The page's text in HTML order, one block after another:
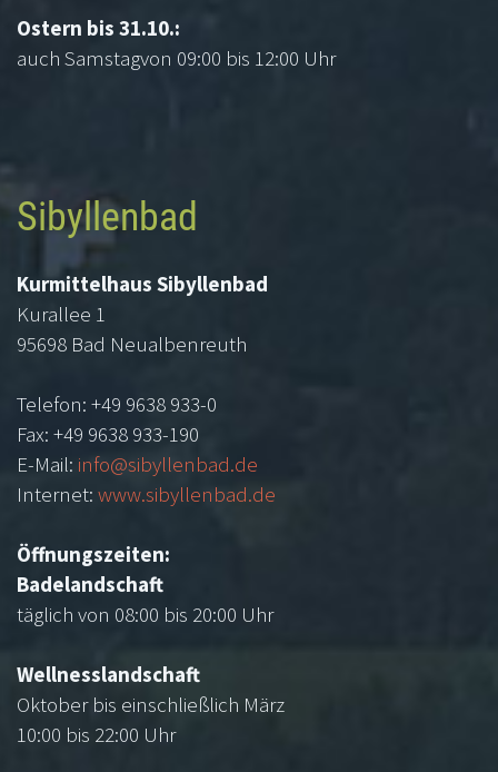
Ostern bis 31.10.:
auch Samstagvon 09:00 bis 12:00 Uhr
Sibyllenbad
Kurmittelhaus Sibyllenbad
Kurallee 1
95698 Bad Neualbenreuth
Telefon: +49 9638 933-0
Fax: +49 9638 933-190
E-Mail: info@sibyllenbad.de
Internet: www.sibyllenbad.de
Öffnungszeiten:
Badelandschaft
täglich von 08:00 bis 20:00 Uhr
Wellnesslandschaft
Oktober bis einschließlich März
10:00 bis 22:00 Uhr